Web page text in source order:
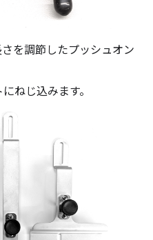
を調節したプッシュオン
ねじ込みます。